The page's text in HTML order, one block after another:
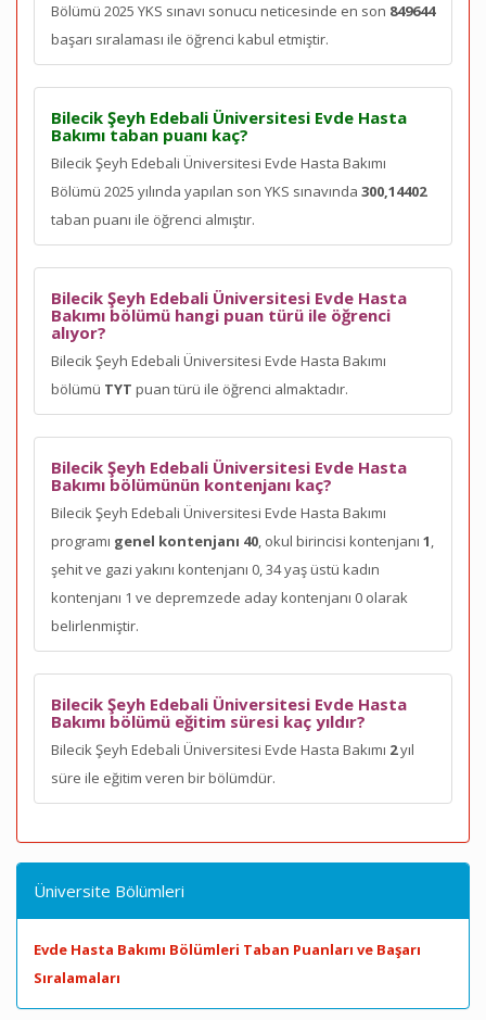
Bölümü 2025 YKS sınavı sonucu neticesinde en son 849644
başarı sıralaması ile öğrenci kabul etmiştir.
Bilecik Şeyh Edebali Üniversitesi Evde Hasta
Bakımı taban puanı kaç?
Bilecik Şeyh Edebali Üniversitesi Evde Hasta Bakımı
Bölümü 2025 yılında yapılan son YKS sınavında 300,14402
taban puanı ile öğrenci almıştır.
Bilecik Şeyh Edebali Üniversitesi Evde Hasta
Bakımı bölümü hangi puan türü ile öğrenci
alıyor?
Bilecik Şeyh Edebali Üniversitesi Evde Hasta Bakımı
bölümü TYT puan türü ile öğrenci almaktadır.
Bilecik Şeyh Edebali Üniversitesi Evde Hasta
Bakımı bölümünün kontenjanı kaç?
Bilecik Şeyh Edebali Üniversitesi Evde Hasta Bakımı
programı genel kontenjanı 40, okul birincisi kontenjanı 1,
şehit ve gazi yakını kontenjanı 0, 34 yaş üstü kadın
kontenjanı 1 ve depremzede aday kontenjanı 0 olarak
belirlenmiştir.
Bilecik Şeyh Edebali Üniversitesi Evde Hasta
Bakımı bölümü eğitim süresi kaç yıldır?
Bilecik Şeyh Edebali Üniversitesi Evde Hasta Bakımı 2yıl
süre ile eğitim veren bir bölümdür.
Üniversite Bölümleri
Evde Hasta Bakımı Bölümleri Taban Puanları ve Başarı
Sıralamaları